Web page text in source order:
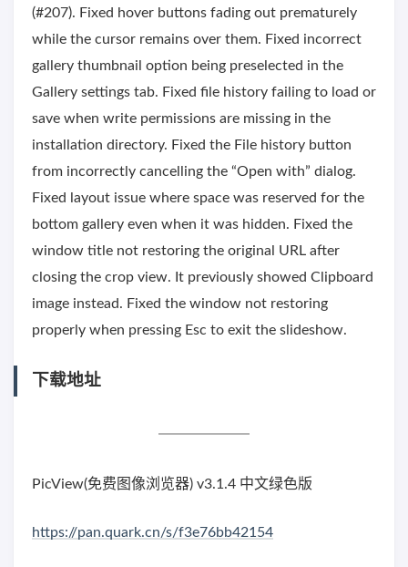
(#207). Fixed hover buttons fading out prematurely
while the cursor remains over them. Fixed incorrect
gallery thumbnail option being preselected in the
Gallery settings tab. Fixed file history failing to load or
save when write permissions are missing in the
installation directory. Fixed the File history button
from incorrectly cancelling the “Open with” dialog.
Fixed layout issue where space was reserved for the
bottom gallery even when it was hidden. Fixed the
window title not restoring the original URL after
closing the crop view. It previously showed Clipboard
image instead. Fixed the window not restoring
properly when pressing Esc to exit the slideshow.
下载地址
PicView(免费图像浏览器) v3.1.4 中文绿色版
https://pan.quark.cn/s/f3e76bb42154